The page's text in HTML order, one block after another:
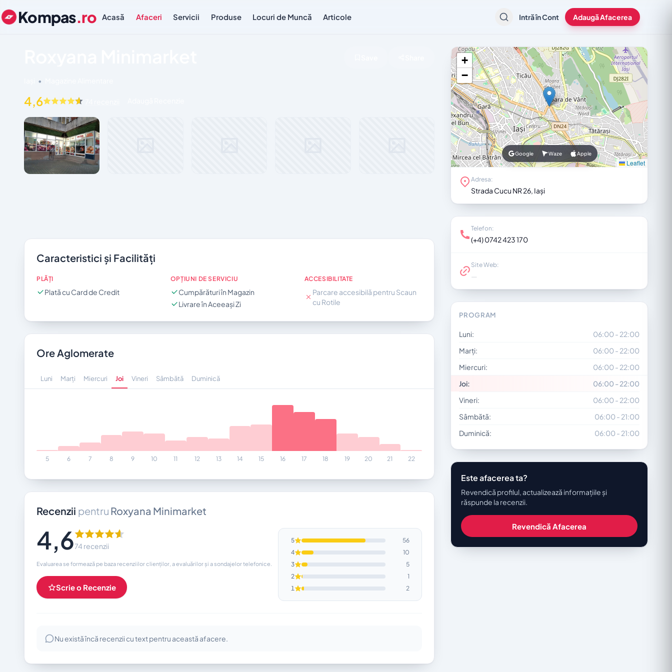
Kompas.ro Acasă Afaceri Servicii Produse Locuri de Muncă Articole Intră în Cont Adaugă Afacerea
•
4,6
Caracteristici și Facilități
PLĂȚI
Plată cu Card de Credit
OPȚIUNI DE SERVICIU
Cumpărături în Magazin
Livrare în Aceeași Zi
ACCESIBILITATE
Parcare accesibilă pentru Scaun
cu Rotile
Ore Aglomerate
Luni Marți Miercuri Joi Vineri Sâmbătă Duminică
5 6 7 8 9 10 11 12 13 14 15 16 17 18 19 20 21 22
Recenzii pentru Roxyana Minimarket
4,674 recenzii
Evaluarea se formează pe baza recenziilor clienților, a evaluărilor și a sondajelor telefonice.
Scrie o Recenzie
5
56
4
10
3
5
2
1
1
2
Nu există încă recenzii cu text pentru această afacere.
+
−
Leaflet
Google Waze Apple
Adresa:
Strada Cucu NR 26, Iași
Telefon:
(+4) 0742 423 170
Site Web:
—
PROGRAM
Luni:
06:00 - 22:00
Marți:
06:00 - 22:00
Miercuri:
06:00 - 22:00
Joi:
06:00 - 22:00
Vineri:
06:00 - 22:00
Sâmbătă:
06:00 - 21:00
Duminică:
06:00 - 21:00
Este afacerea ta?
Revendică profilul, actualizează informațiile și
răspunde la recenzii.
Revendică Afacerea